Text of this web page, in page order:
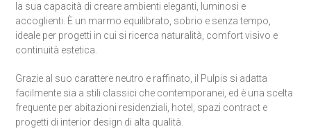
la sua capacità di creare ambienti eleganti, luminosi e
accoglienti. È un marmo equilibrato, sobrio e senza tempo,
ideale per progetti in cui si ricerca naturalità, comfort visivo e
continuità estetica.
Grazie al suo carattere neutro e raffinato, il Pulpis si adatta
facilmente sia a stili classici che contemporanei, ed è una scelta
frequente per abitazioni residenziali, hotel, spazi contract e
progetti di interior design di alta qualità.